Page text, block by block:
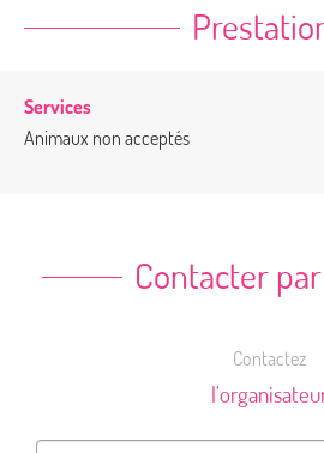
Services
Animaux non acceptés
Contacter
Contactez